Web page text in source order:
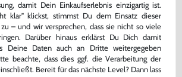
Konsole #schwarz + Netzteil
gebraucht
damit Dein Einkaufserlebnis einzigartig ist.
klar" klickst, stimmst Du dem Einsatz dieser
– und wir versprechen, dass sie nicht so viele
Darüber hinaus erklärst Du Dich damit
Deine Daten auch an Dritte weitergegeben
beachte, dass dies ggf. die Verarbeitung der
Bereit für das nächste Level? Dann lass